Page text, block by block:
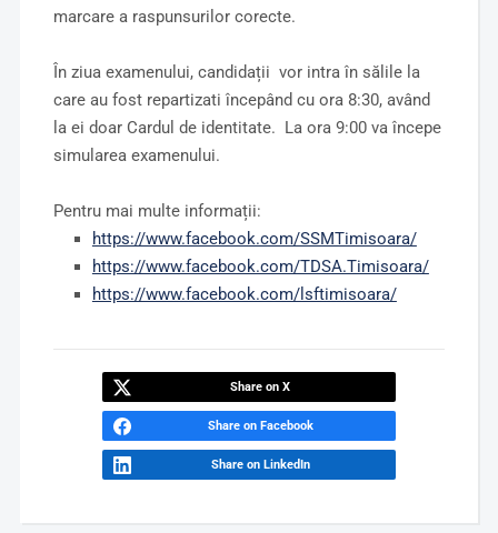
marcare a raspunsurilor corecte.
În ziua examenului, candidații vor intra în sălile la
care au fost repartizati începând cu ora 8:30, având
la ei doar Cardul de identitate. La ora 9:00 va începe
simularea examenului.
Pentru mai multe informații:
https://www.facebook.com/SSMTimisoara/
https://www.facebook.com/TDSA.Timisoara/
https://www.facebook.com/lsftimisoara/
Share on X
Share on Facebook
Share on LinkedIn